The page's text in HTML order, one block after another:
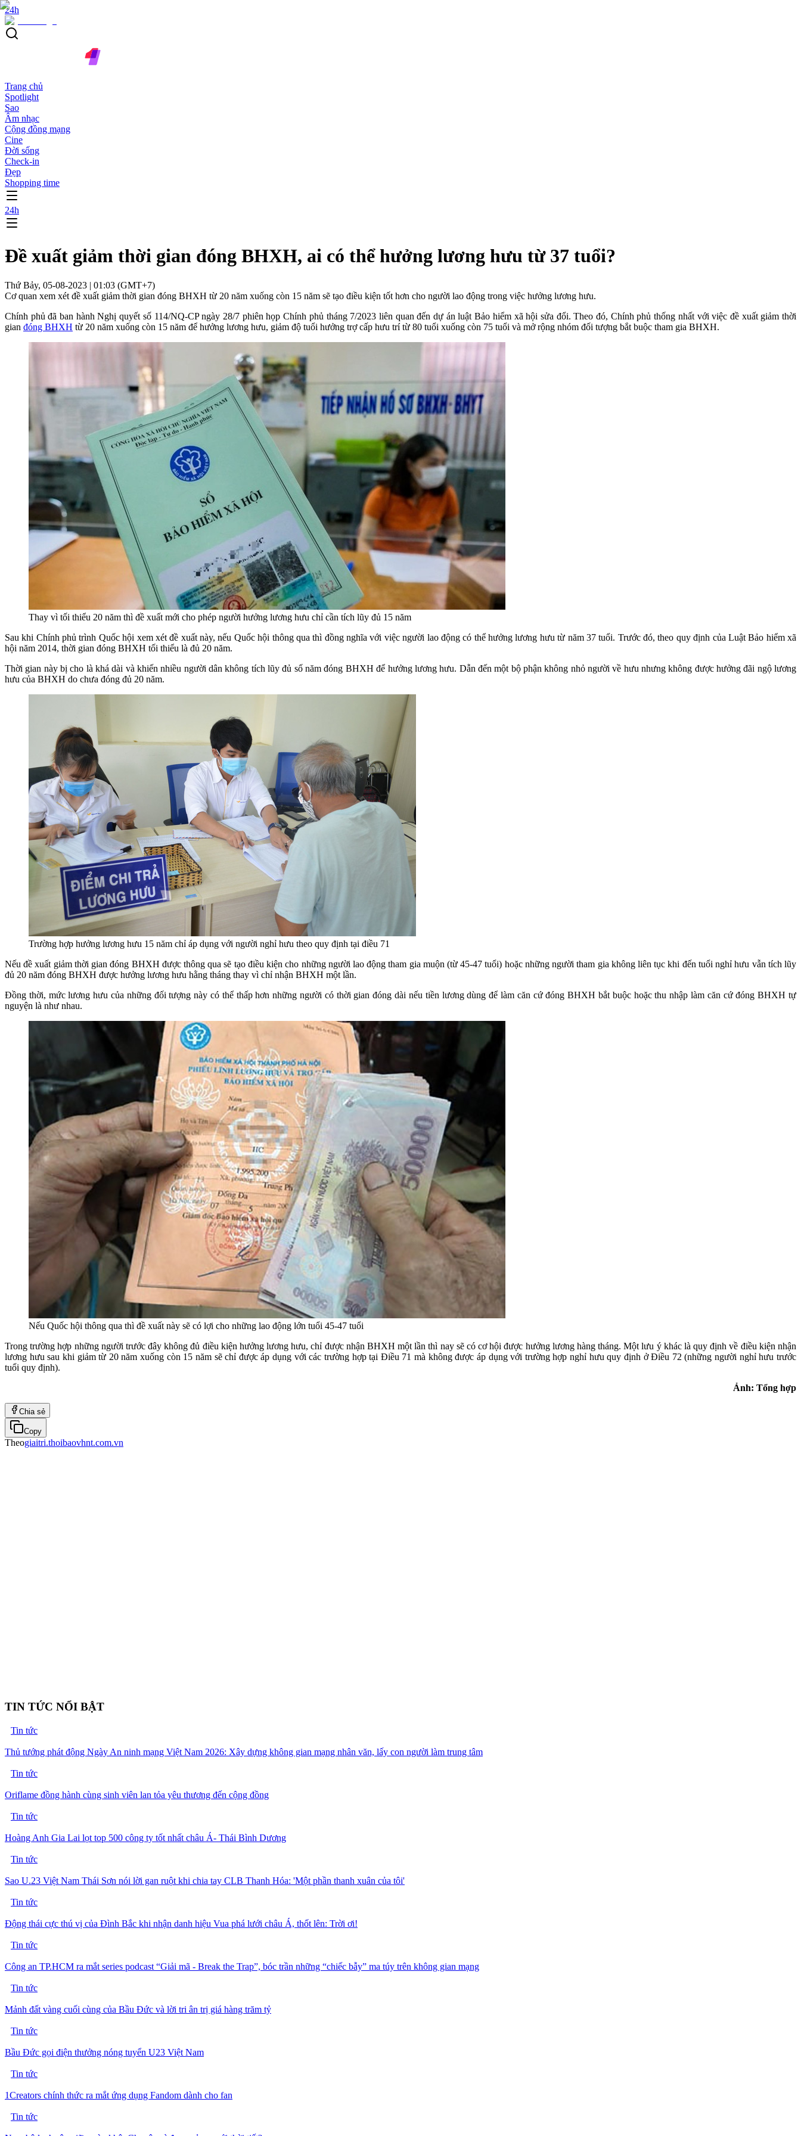
24h
Trang chủ
Spotlight
Sao
Âm nhạc
Cộng đồng mạng
Cine
Đời sống
Check-in
Đẹp
Shopping time
24h
Đề xuất giảm thời gian đóng BHXH, ai có thể hưởng lương hưu từ 37 tuổi?
Thứ Bảy, 05-08-2023 | 01:03 (GMT+7)
Cơ quan xem xét đề xuất giảm thời gian đóng BHXH từ 20 năm xuống còn 15 năm sẽ tạo điều kiện tốt hơn cho người lao động trong việc hưởng lương hưu.
Chính phủ đã ban hành Nghị quyết số 114/NQ-CP ngày 28/7 phiên họp Chính phủ tháng 7/2023 liên quan đến dự án luật Bảo hiểm xã hội sửa đổi. Theo đó, Chính phủ thống nhất với việc đề xuất giảm thời
gian đóng BHXH từ 20 năm xuống còn 15 năm để hưởng lương hưu, giảm độ tuổi hưởng trợ cấp hưu trí từ 80 tuổi xuống còn 75 tuổi và mở rộng nhóm đối tượng bắt buộc tham gia BHXH.
Thay vì tối thiểu 20 năm thì đề xuất mới cho phép người hưởng lương hưu chỉ cần tích lũy đủ 15 năm
Sau khi Chính phủ trình Quốc hội xem xét đề xuất này, nếu Quốc hội thông qua thì đồng nghĩa với việc người lao động có thể hưởng lương hưu từ năm 37 tuổi. Trước đó, theo quy định của Luật Bảo hiểm xã
hội năm 2014, thời gian đóng BHXH tối thiểu là đủ 20 năm.
Thời gian này bị cho là khá dài và khiến nhiều người dân không tích lũy đủ số năm đóng BHXH để hưởng lương hưu. Dẫn đến một bộ phận không nhỏ người về hưu nhưng không được hưởng đãi ngộ lương
hưu của BHXH do chưa đóng đủ 20 năm.
Trường hợp hưởng lương hưu 15 năm chỉ áp dụng với người nghỉ hưu theo quy định tại điều 71
Nếu đề xuất giảm thời gian đóng BHXH được thông qua sẽ tạo điều kiện cho những người lao động tham gia muộn (từ 45-47 tuổi) hoặc những người tham gia không liên tục khi đến tuổi nghỉ hưu vẫn tích lũy
đủ 20 năm đóng BHXH được hưởng lương hưu hằng tháng thay vì chỉ nhận BHXH một lần.
Đồng thời, mức lương hưu của những đối tượng này có thể thấp hơn những người có thời gian đóng dài nếu tiền lương dùng để làm căn cứ đóng BHXH bắt buộc hoặc thu nhập làm căn cứ đóng BHXH tự
nguyện là như nhau.
Nếu Quốc hội thông qua thì đề xuất này sẽ có lợi cho những lao động lớn tuổi 45-47 tuổi
Trong trường hợp những người trước đây không đủ điều kiện hưởng lương hưu, chỉ được nhận BHXH một lần thì nay sẽ có cơ hội được hưởng lương hàng tháng. Một lưu ý khác là quy định về điều kiện nhận
lương hưu sau khi giảm từ 20 năm xuống còn 15 năm sẽ chỉ được áp dụng với các trường hợp tại Điều 71 mà không được áp dụng với trường hợp nghỉ hưu quy định ở Điều 72 (những người nghỉ hưu trước
tuổi quy định).
Ảnh: Tổng hợp
Chia sẻ
Copy
Theogiaitri.thoibaovhnt.com.vn
TIN TỨC NỔI BẬT
Tin tức
Thủ tướng phát động Ngày An ninh mạng Việt Nam 2026: Xây dựng không gian mạng nhân văn, lấy con người làm trung tâm
Tin tức
Oriflame đồng hành cùng sinh viên lan tỏa yêu thương đến cộng đồng
Tin tức
Hoàng Anh Gia Lai lọt top 500 công ty tốt nhất châu Á- Thái Bình Dương
Tin tức
Sao U.23 Việt Nam Thái Sơn nói lời gan ruột khi chia tay CLB Thanh Hóa: 'Một phần thanh xuân của tôi'
Tin tức
Động thái cực thú vị của Đình Bắc khi nhận danh hiệu Vua phá lưới châu Á, thốt lên: Trời ơi!
Tin tức
Công an TP.HCM ra mắt series podcast “Giải mã - Break the Trap”, bóc trần những “chiếc bẫy” ma túy trên không gian mạng
Tin tức
Mảnh đất vàng cuối cùng của Bầu Đức và lời tri ân trị giá hàng trăm tỷ
Tin tức
Bầu Đức gọi điện thưởng nóng tuyển U23 Việt Nam
Tin tức
1Creators chính thức ra mắt ứng dụng Fandom dành cho fan
Tin tức